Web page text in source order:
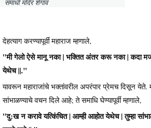
समाधी मंदिर शेगाव
देहत्याग करण्यापूर्वी महाराज म्हणाले,
"मी गेलो ऐसे मानू नका | भक्तित अंतर करू नका | कदा
येथेच ||."
यावरून महाराजांचे भक्तांवरील अपरंपार प्रेमच दिसून येते.
सांभाळण्याचे वचन दिले आहे; ते समाधि घेण्यापूर्वी म्हणाले,
"दु:ख न करावे यत्किंचित | आम्ही आहोत येथेच | तुम्हा